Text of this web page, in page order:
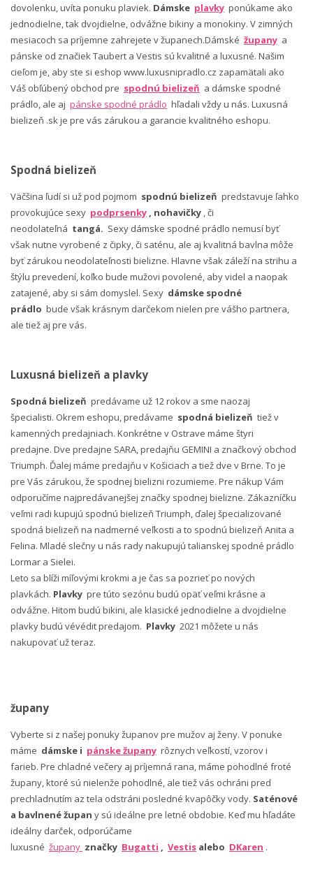
dovolenku, uvíta ponuku plaviek. Dámske plavky ponúkame ako
jednodielne, tak dvojdielne, odvážne bikiny a monokiny. V zimných
mesiacoch sa príjemne zahrejete v županech.Dámské župany a
pánske od značiek Taubert a Vestis sú kvalitné a luxusné. Našim
cieľom je, aby ste si eshop www.luxusnipradlo.cz zapamätali ako
Váš obľúbený obchod pre spodnú bielizeň a dámske spodné
prádlo, ale aj pánske spodné prádlo hľadali vždy u nás. Luxusná
bielizeň .sk je pre vás zárukou a garancie kvalitného eshopu.
Spodná bielizeň
Väčšina ľudí si už pod pojmom spodnú bielizeň predstavuje ľahko
provokujúce sexy podprsenky , nohavičky , či
neodolateľná tangá. Sexy dámske spodné prádlo nemusí byť
však nutne vyrobené z čipky, či saténu, ale aj kvalitná bavlna môže
byť zárukou neodolateľnosti bielizne. Hlavne však záleží na strihu a
štýlu prevedení, koľko bude mužovi povolené, aby videl a naopak
zatajené, aby si sám domyslel. Sexy dámske spodné
prádlo bude však krásnym darčekom nielen pre vášho partnera,
ale tiež aj pre vás.
Luxusná bielizeň a plavky
Spodná bielizeň predávame už 12 rokov a sme naozaj
špecialisti. Okrem eshopu, predávame spodná bielizeň tiež v
kamenných predajniach. Konkrétne v Ostrave máme štyri
predajne. Dve predajne SARA, predajňu GEMINI a značkový obchod
Triumph. Ďalej máme predajňu v Košiciach a tiež dve v Brne. To je
pre Vás zárukou, že spodnej bielizni rozumieme. Pre nákup Vám
odporučíme najpredávanejšej značky spodnej bielizne. Zákazníčku
veľmi radi kupujú spodnú bielizeň Triumph, ďalej špecializované
spodná bielizeň na nadmerné veľkosti a to spodnú bielizeň Anita a
Felina. Mladé slečny u nás rady nakupujú talianskej spodné prádlo
Lormar a Sielei.
Leto sa blíži míľovými krokmi a je čas sa pozrieť po nových
plavkách. Plavky pre túto sezónu budú opäť veľmi krásne a
odvážne. Hitom budú bikini, ale klasické jednodielne a dvojdielne
plavky budú vévédit predajom. Plavky 2021 môžete u nás
nakupovať už teraz.
župany
Vyberte si z našej ponuky županov pre mužov aj ženy. V ponuke
máme dámske i pánske župany rôznych veľkostí, vzorov i
farieb. Pre chladné večery aj príjemná rana, máme pohodlné froté
župany, ktoré sú nielenže pohodlné, ale tiež vás ochráni pred
prechladnutím az tela odstráni posledné kvapôčky vody. Saténové
a bavlnené župan y sú ideálne pre letné obdobie. Keď mu hľadáte
ideálny darček, odporúčame
luxusné župany značky Bugatti , Vestis alebo DKaren .